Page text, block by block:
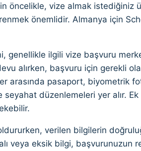
öncelikle, vize almak istediğiniz
önemlidir. Almanya için
genellikle ilgili vize başvuru
alırken, başvuru için gerekli
arasında pasaport, biyometrik
düzenlemeleri yer alır.
verilen bilgilerin
veya eksik bilgi, başvurunuzun